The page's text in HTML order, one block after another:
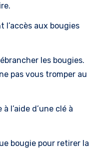
l’accès aux bougies
les bougies.
pas vous tromper au
l’aide d’une clé à
bougie pour retirer la